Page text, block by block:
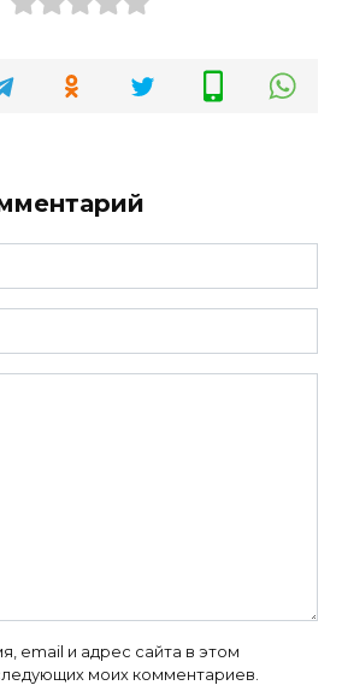
email и адрес сайта в этом
моих комментариев.